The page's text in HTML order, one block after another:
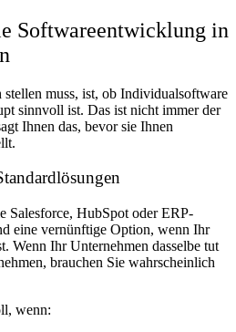
Softwareentwicklung in
stellen muss, ist, ob Individualsoftware
sinnvoll ist. Das ist nicht immer der
Ihnen das, bevor sie Ihnen
Salesforce, HubSpot oder ERP-
eine vernünftige Option, wenn Ihr
Wenn Ihr Unternehmen dasselbe tut
brauchen Sie wahrscheinlich
wenn: